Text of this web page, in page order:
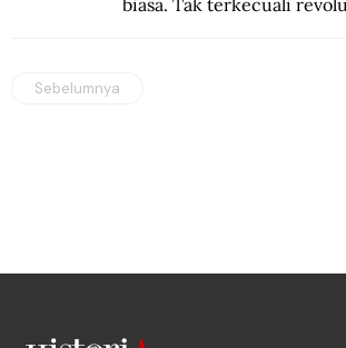
Sebelumnya